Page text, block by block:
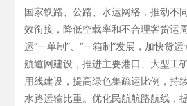
国家铁路、公路、水运网络，推动不
效衔接，降低空载率和不合理客货运
运“一单制”、“一箱制”发展，加快货
航道网建设，推进主要港口、大型工
用线建设，提高绿色集疏运比例，持
水路运输比重。优化民航航路航线，